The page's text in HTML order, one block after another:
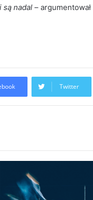
są nadal –
Twitter